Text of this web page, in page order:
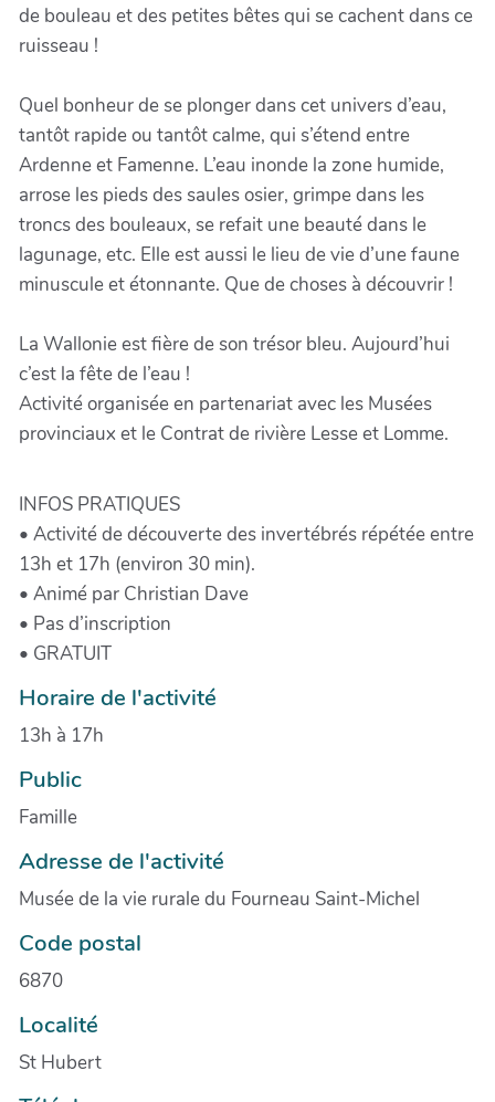
de bouleau et des petites bêtes qui se cachent dans ce
ruisseau !
Quel bonheur de se plonger dans cet univers d’eau,
tantôt rapide ou tantôt calme, qui s’étend entre
Ardenne et Famenne. L’eau inonde la zone humide,
arrose les pieds des saules osier, grimpe dans les
troncs des bouleaux, se refait une beauté dans le
lagunage, etc. Elle est aussi le lieu de vie d’une faune
minuscule et étonnante. Que de choses à découvrir !
La Wallonie est fière de son trésor bleu. Aujourd’hui
c’est la fête de l’eau !
Activité organisée en partenariat avec les Musées
provinciaux et le Contrat de rivière Lesse et Lomme.
INFOS PRATIQUES
• Activité de découverte des invertébrés répétée entre
13h et 17h (environ 30 min).
• Animé par Christian Dave
• Pas d’inscription
• GRATUIT
Horaire de l'activité
13h à 17h
Public
Famille
Adresse de l'activité
Musée de la vie rurale du Fourneau Saint-Michel
Code postal
6870
Localité
St Hubert